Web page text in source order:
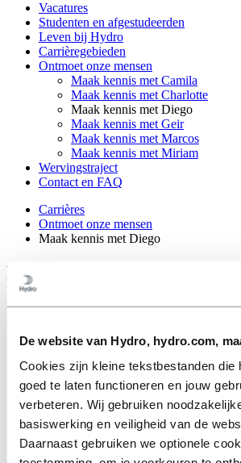
De website van Hydro, hydro.com,
Cookies zijn kleine tekstbestanden die
goed te laten functioneren en jouw
verbeteren. Wij gebruiken
basiswerking en veiligheid van de
Daarnaast gebruiken we optionele
Vacatures
Studenten en afgestudeerden
Leven bij Hydro
Carrièregebieden
Ontmoet onze mensen
Maak kennis met Camila
Maak kennis met Charlotte
Maak kennis met Diego
Maak kennis met Geir
Maak kennis met Marcos
Maak kennis met Miriam
Wervingstraject
Contact en FAQ
Carrières
Ontmoet onze mensen
Maak kennis met Diego
Maak kennis met Diego:
hoort, is belangrijk
Na slechts acht maanden in zijn eerste baan
Diego's toewijding en inzet voor Hydro en
kans om te werken als meertalige mentor bij
Extrusion in Yankton, South Dakota in de VS.